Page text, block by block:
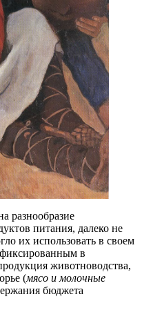
разнообразие
питания, далеко не
их использовать в своем
в
животноводства,
(мясо и молочные
бюджета